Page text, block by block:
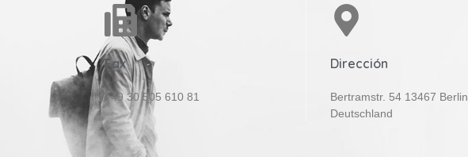
Fax
+49 30 505 610 81
Dirección
Bertramstr. 54 13467 Berlin
Deutschland